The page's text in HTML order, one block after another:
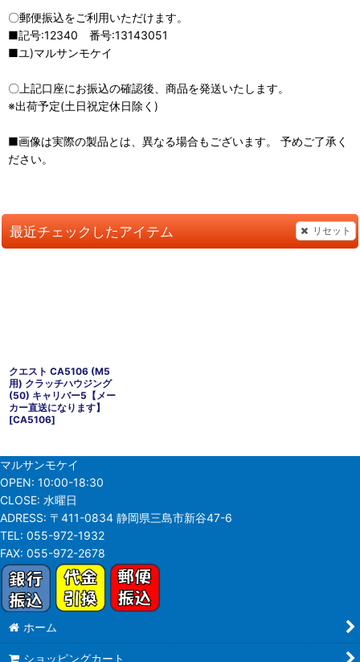
〇郵便振込をご利用いただけます。
■記号:12340 番号:13143051
■ユ)マルサンモケイ
〇上記口座にお振込の確認後、商品を発送いたします。
※出荷予定(土日祝定休日除く)
■画像は実際の製品とは、異なる場合もございます。 予めご了承く
ださい。
最近チェックしたアイテム リセット
クエスト CA5106 (M5
用) クラッチハウジング
(50) キャリバー5【メー
カー直送になります】
[CA5106]
マルサンモケイ
OPEN: 10:00-18:30
CLOSE: 水曜日
ADRESS: 〒411-0834 静岡県三島市新谷47-6
TEL: 055-972-1932
FAX: 055-972-2678
ホーム
ショッピングカート